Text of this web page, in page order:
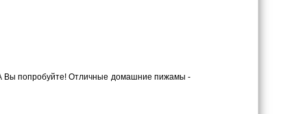
Вы попробуйте! Отличные домашние пижамы -